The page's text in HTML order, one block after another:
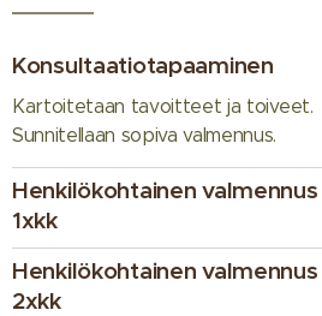
Konsultaatiotapaaminen
Kartoitetaan tavoitteet ja toiveet.
Sunnitellaan sopiva valmennus.
Henkilökohtainen valmennus
1xkk
Henkilökohtainen valmennus
2xkk